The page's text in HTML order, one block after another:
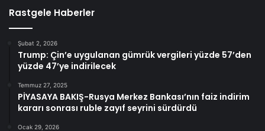
Rastgele Haberler
Şubat 2, 2026
Trump: Çin’e uygulanan gümrük vergileri yüzde 57’den
yüzde 47’ye indirilecek
Temmuz 27, 2025
PİYASAYA BAKIŞ-Rusya Merkez Bankası’nın faiz indirim
kararı sonrası ruble zayıf seyrini sürdürdü
Ocak 29, 2026